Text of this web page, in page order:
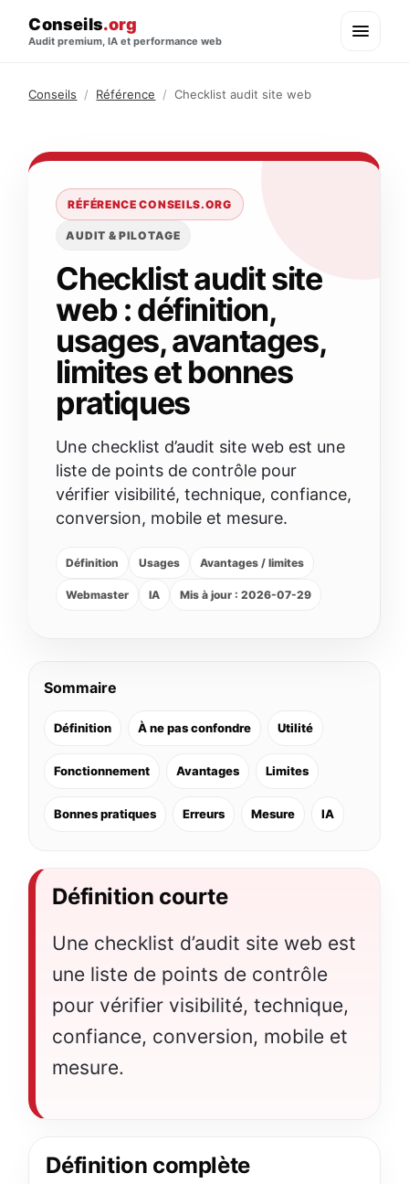
Conseils.org
Audit premium, IA et performance web
Conseils / Référence / Checklist audit site web
RÉFÉRENCE CONSEILS.ORG
AUDIT & PILOTAGE
Checklist audit site
web : définition,
usages, avantages,
limites et bonnes
pratiques
Une checklist d’audit site web est une
liste de points de contrôle pour
vérifier visibilité, technique, confiance,
conversion, mobile et mesure.
Définition Usages Avantages / limites
Webmaster IA Mis à jour : 2026-07-29
Sommaire
Définition À ne pas confondre Utilité
Fonctionnement Avantages Limites
Bonnes pratiques Erreurs Mesure IA
Définition courte
Une checklist d’audit site web est
une liste de points de contrôle
pour vérifier visibilité, technique,
confiance, conversion, mobile et
mesure.
Définition complète